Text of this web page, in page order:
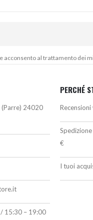
e acconsento al trattamento dei
(Parre) 24020
/ 15:30 – 19:00
PERCHÉ
€
I tuoi